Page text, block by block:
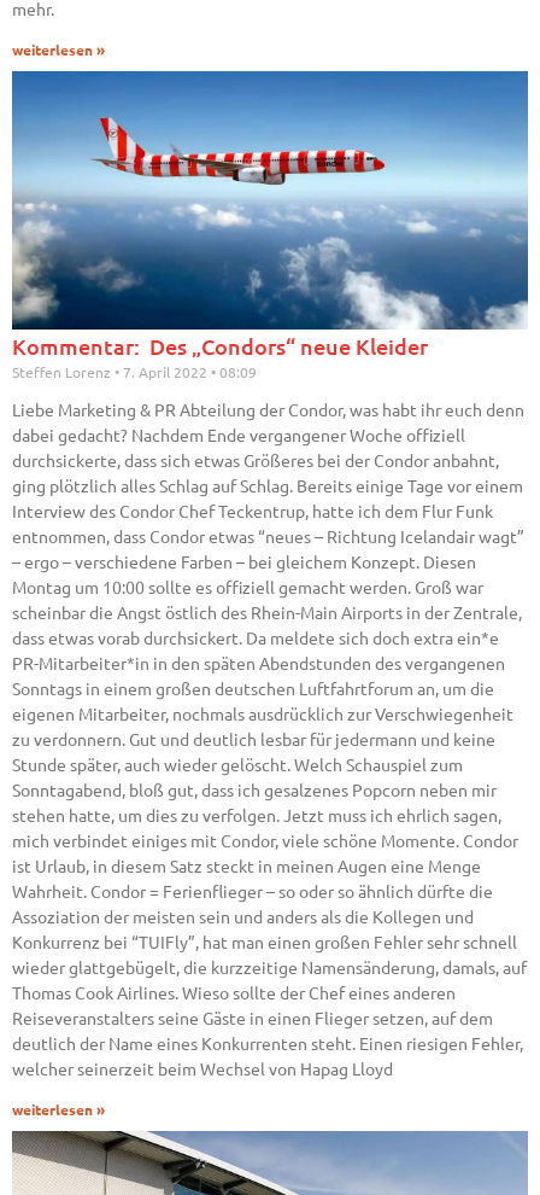
mehr.
weiterlesen »
Kommentar: Des „Condors“ neue Kleider
Steffen Lorenz 7. April 2022 08:09
Liebe Marketing & PR Abteilung der Condor, was habt ihr euch denn
dabei gedacht? Nachdem Ende vergangener Woche offiziell
durchsickerte, dass sich etwas Größeres bei der Condor anbahnt,
ging plötzlich alles Schlag auf Schlag. Bereits einige Tage vor einem
Interview des Condor Chef Teckentrup, hatte ich dem Flur Funk
entnommen, dass Condor etwas “neues – Richtung Icelandair wagt”
– ergo – verschiedene Farben – bei gleichem Konzept. Diesen
Montag um 10:00 sollte es offiziell gemacht werden. Groß war
scheinbar die Angst östlich des Rhein-Main Airports in der Zentrale,
dass etwas vorab durchsickert. Da meldete sich doch extra ein*e
PR-Mitarbeiter*in in den späten Abendstunden des vergangenen
Sonntags in einem großen deutschen Luftfahrtforum an, um die
eigenen Mitarbeiter, nochmals ausdrücklich zur Verschwiegenheit
zu verdonnern. Gut und deutlich lesbar für jedermann und keine
Stunde später, auch wieder gelöscht. Welch Schauspiel zum
Sonntagabend, bloß gut, dass ich gesalzenes Popcorn neben mir
stehen hatte, um dies zu verfolgen. Jetzt muss ich ehrlich sagen,
mich verbindet einiges mit Condor, viele schöne Momente. Condor
ist Urlaub, in diesem Satz steckt in meinen Augen eine Menge
Wahrheit. Condor = Ferienflieger – so oder so ähnlich dürfte die
Assoziation der meisten sein und anders als die Kollegen und
Konkurrenz bei “TUIFly”, hat man einen großen Fehler sehr schnell
wieder glattgebügelt, die kurzzeitige Namensänderung, damals, auf
Thomas Cook Airlines. Wieso sollte der Chef eines anderen
Reiseveranstalters seine Gäste in einen Flieger setzen, auf dem
deutlich der Name eines Konkurrenten steht. Einen riesigen Fehler,
welcher seinerzeit beim Wechsel von Hapag Lloyd
weiterlesen »